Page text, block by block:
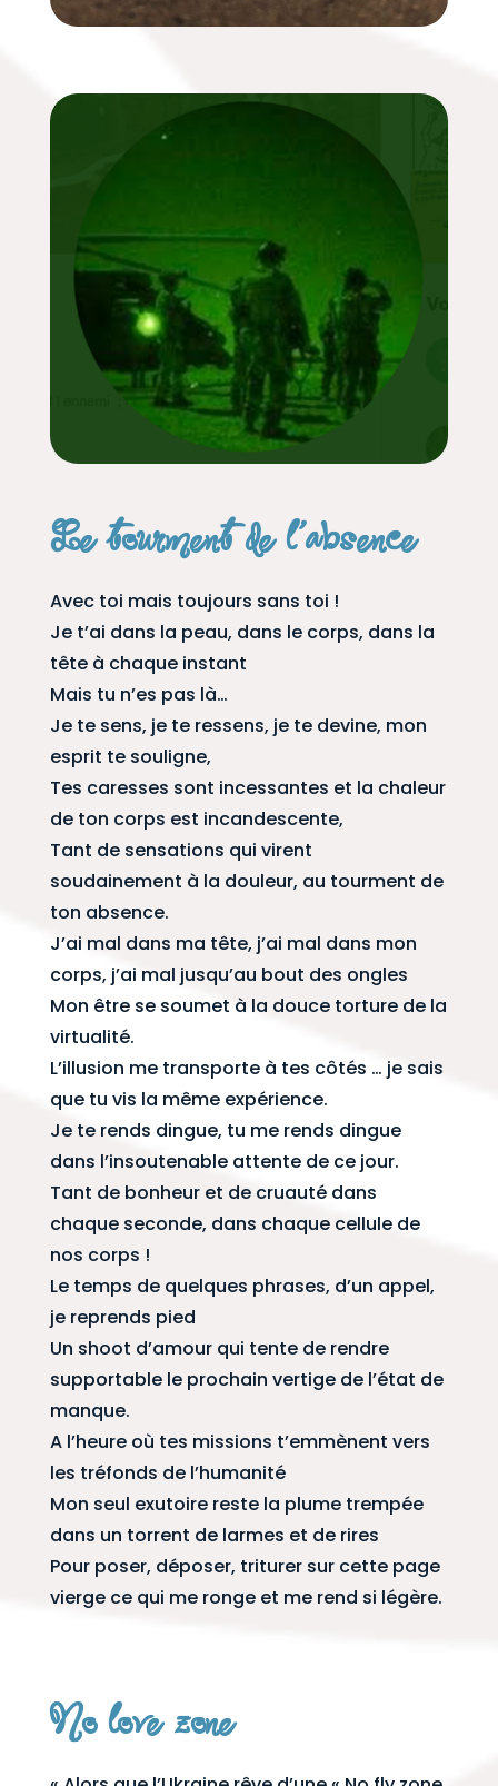
Le tourment de l’absence
Avec toi mais toujours sans toi !
Je t’ai dans la peau, dans le corps, dans la
tête à chaque instant
Mais tu n’es pas là…
Je te sens, je te ressens, je te devine, mon
esprit te souligne,
Tes caresses sont incessantes et la chaleur
de ton corps est incandescente,
Tant de sensations qui virent
soudainement à la douleur, au tourment de
ton absence.
J’ai mal dans ma tête, j’ai mal dans mon
corps, j’ai mal jusqu’au bout des ongles
Mon être se soumet à la douce torture de la
virtualité.
L’illusion me transporte à tes côtés … je sais
que tu vis la même expérience.
Je te rends dingue, tu me rends dingue
dans l’insoutenable attente de ce jour.
Tant de bonheur et de cruauté dans
chaque seconde, dans chaque cellule de
nos corps !
Le temps de quelques phrases, d’un appel,
je reprends pied
Un shoot d’amour qui tente de rendre
supportable le prochain vertige de l’état de
manque.
A l’heure où tes missions t’emmènent vers
les tréfonds de l’humanité
Mon seul exutoire reste la plume trempée
dans un torrent de larmes et de rires
Pour poser, déposer, triturer sur cette page
vierge ce qui me ronge et me rend si légère.
No love zone